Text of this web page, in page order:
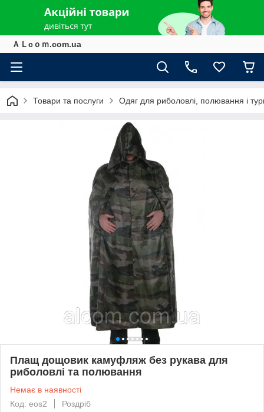
ＡＬcｏｍ.com.ua
Товари та послуги Одяг для риболовлі, полювання і
Плащ дощовик камуфляж без рукава для
риболовлі та полювання
Немає в наявності
Код: eos2
Роздріб